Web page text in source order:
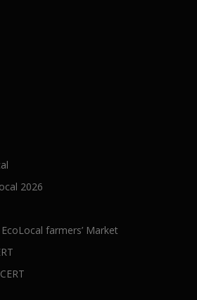
2026
farmers’ Market